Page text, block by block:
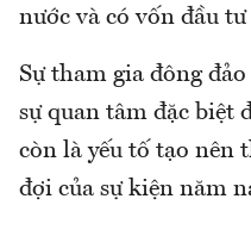
nước và có vốn đầu
Sự tham gia đông
sự quan tâm đặc biệt
còn là yếu tố tạo nên
đợi của sự kiện năm